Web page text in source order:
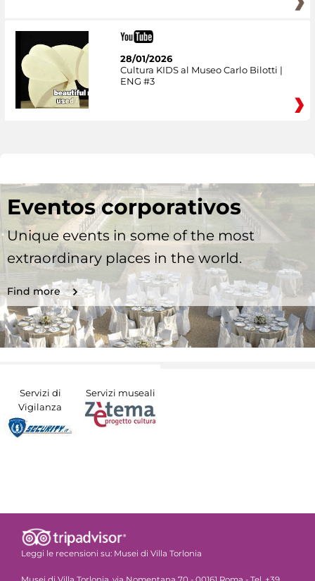
28/01/2026
Cultura KIDS al Museo Carlo Bilotti |
ENG #3
Eventos corporativos
Unique events in some of the most
extraordinary places in the world.
Find more
Servizi di
Vigilanza
Servizi museali
Leggi le recensioni su: Musei di Villa Torlonia